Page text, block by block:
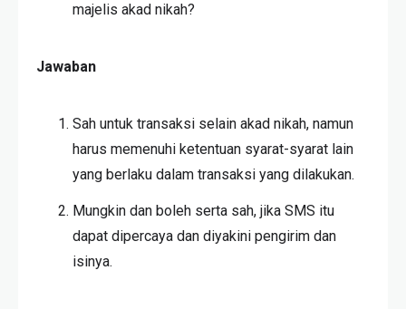
majelis akad nikah?
Jawaban
Sah untuk transaksi selain akad nikah, namun
harus memenuhi ketentuan syarat-syarat lain
yang berlaku dalam transaksi yang dilakukan.
Mungkin dan boleh serta sah, jika SMS itu
dapat dipercaya dan diyakini pengirim dan
isinya.